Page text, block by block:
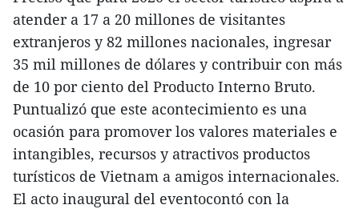
atender a 17 a 20 millones de visitantes
extranjeros y 82 millones nacionales, ingresar
35 mil millones de dólares y contribuir con más
de 10 por ciento del Producto Interno Bruto.
Puntualizó que este acontecimiento es una
ocasión para promover los valores materiales e
intangibles, recursos y atractivos productos
turísticos de Vietnam a amigos internacionales.
El acto inaugural del eventocontó con la